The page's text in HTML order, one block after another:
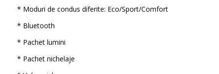
* Moduri de condus diferite: Eco/Sport/Comfort
* Bluetooth
* Pachet lumini
* Pachet nichelaje